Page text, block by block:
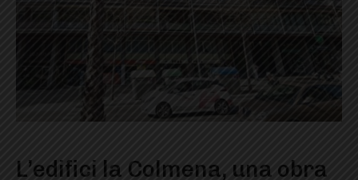
L’edifici la Colmena, una obra